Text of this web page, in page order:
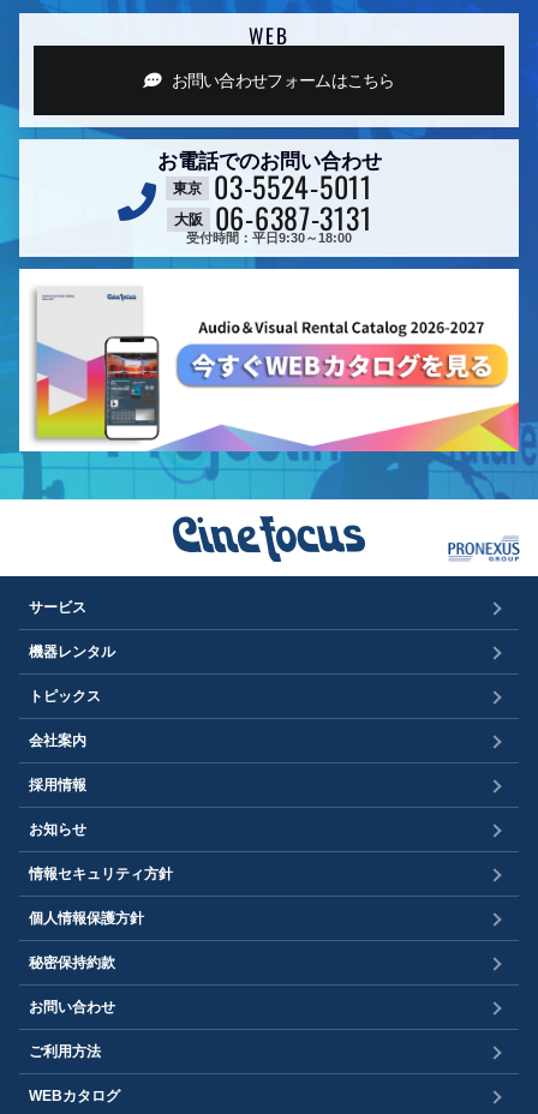
WEB
お問い合わせフォームはこちら
お電話でのお問い合わせ
東京 03-5524-5011
大阪 06-6387-3131
受付時間：平日9:30～18:00
サービス
機器レンタル
トピックス
会社案内
採用情報
お知らせ
情報セキュリティ方針
個人情報保護方針
秘密保持約款
お問い合わせ
ご利用方法
WEBカタログ